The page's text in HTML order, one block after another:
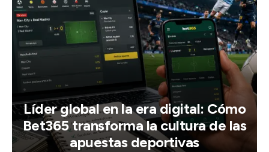
Líder global en la era digital: Cómo
Bet365 transforma la cultura de las
apuestas deportivas